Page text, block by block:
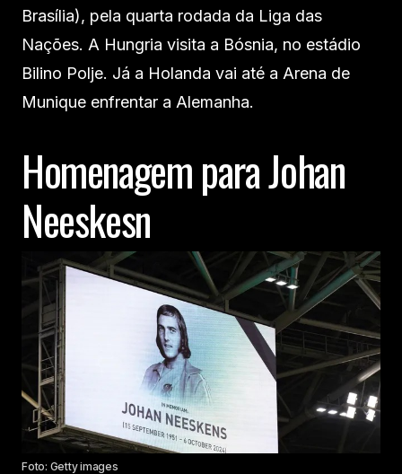
Brasília), pela quarta rodada da Liga das
Nações. A Hungria visita a Bósnia, no estádio
Bilino Polje. Já a Holanda vai até a Arena de
Munique enfrentar a Alemanha.
Homenagem para Johan
Neeskesn
Foto: Getty images